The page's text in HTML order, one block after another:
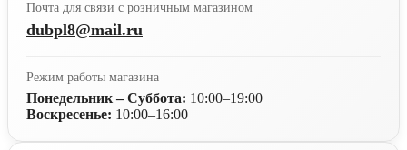
Почта для связи с розничным магазином
dubpl8@mail.ru
Режим работы магазина
Понедельник – Суббота: 10:00–19:00
Воскресенье: 10:00–16:00